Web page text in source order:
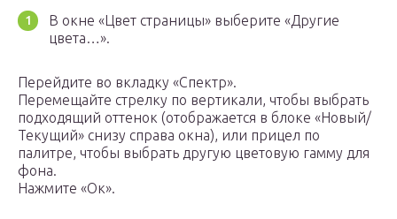
В окне «Цвет страницы» выберите «Другие
цвета…».
Перейдите во вкладку «Спектр».
Перемещайте стрелку по вертикали, чтобы выбрать
подходящий оттенок (отображается в блоке «Новый/
Текущий» снизу справа окна), или прицел по
палитре, чтобы выбрать другую цветовую гамму для
фона.
Нажмите «Ок».